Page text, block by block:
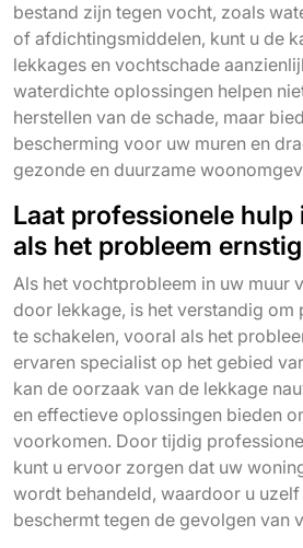
bestand zijn tegen vocht, zoals
of afdichtingsmiddelen, kunt u de
lekkages en vochtschade
waterdichte oplossingen helpen
herstellen van de schade, maar
bescherming voor uw muren en
gezonde en duurzame
Laat professionele hulp
als het probleem
Als het vochtprobleem in uw muur
door lekkage, is het verstandig om
te schakelen, vooral als het
ervaren specialist op het gebied
kan de oorzaak van de lekkage
en effectieve oplossingen bieden
voorkomen. Door tijdig
kunt u ervoor zorgen dat uw
wordt behandeld, waardoor u uzelf
beschermt tegen de gevolgen van